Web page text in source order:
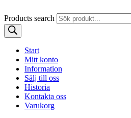
Products search
Start
Mitt konto
Information
Sälj till oss
Historia
Kontakta oss
Varukorg